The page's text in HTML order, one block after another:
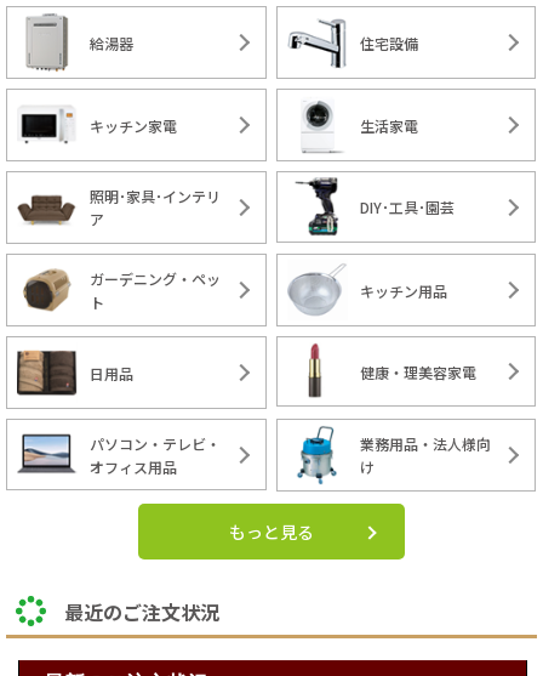
給湯器 住宅設備
キッチン家電 生活家電
照明･家具･インテリ
ア
DIY･工具･園芸
ガーデニング・ペッ
ト
キッチン用品
日用品 健康・理美容家電
パソコン・テレビ・
オフィス用品
業務用品・法人様向
け
もっと見る
最近のご注文状況